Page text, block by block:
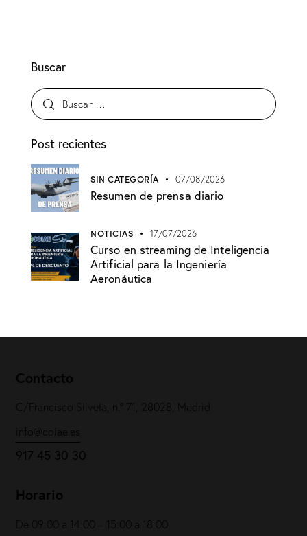
Buscar
Post recientes
SIN CATEGORÍA 07/08/2026
Resumen de prensa diario
NOTICIAS 17/07/2026
Curso en streaming de Inteligencia
Artificial para la Ingeniería
Aeronáutica
Contacto
C/Francisco Silvela, n.º 71, 28028, Madrid
info@coiae.es
917 45 30 30
Horario
De 09:00 a 14:00 – 15:00 a 18:00